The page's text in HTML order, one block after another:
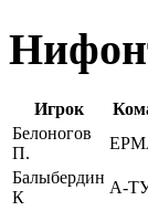
Игрок
Белоногов
П.
Балыбердин
К
А-